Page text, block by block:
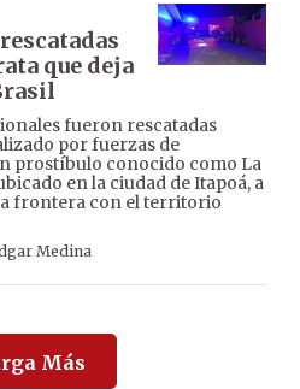
que deja
fueron rescatadas
por fuerzas de
prostíbulo conocido como La
en la ciudad de Itapoá, a
frontera con el territorio
Medina
Más